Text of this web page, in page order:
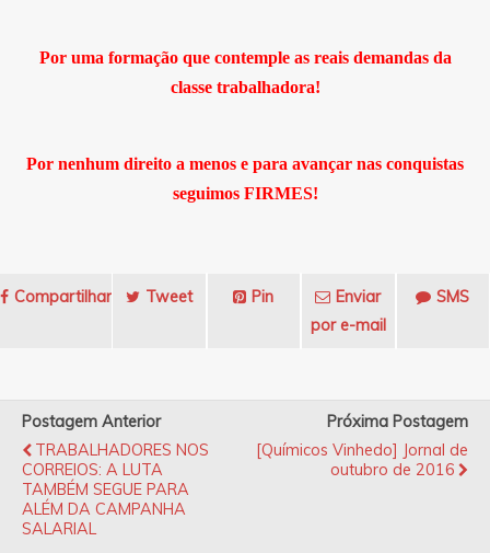
Por uma formação que contemple as reais demandas da
classe trabalhadora!
Por nenhum direito a menos e para avançar nas conquistas
seguimos FIRMES!
Compartilhar Tweet Pin
Enviar
por e-mail
SMS
Postagem Anterior
TRABALHADORES NOS
CORREIOS: A LUTA
TAMBÉM SEGUE PARA
ALÉM DA CAMPANHA
SALARIAL
Próxima Postagem
[Químicos Vinhedo] Jornal de
outubro de 2016